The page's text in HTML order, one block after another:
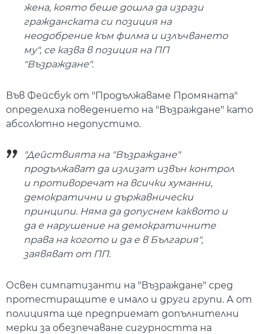
жена, която беше дошла да изрази
гражданската си позиция на
неодобрение към филма и излъчването
му", се казва в позиция на ПП
"Възраждане".
Във Фейсбук от "Продължаваме Промяната"
определиха поведението на "Възраждане" като
абсолютно недопустимо.
"Действията на "Възраждане"
продължават да излизат извън контрол
и противоречат на всички хуманни,
демократични и държавнически
принципи. Няма да допуснем каквото и
да е нарушение на демократичните
права на когото и да е в България",
заявяват от ПП.
Освен симпатизанти на "Възраждане" сред
протестиращите е имало и други групи. А от
полицията ще предприемат допълнителни
мерки за обезпечаване сигурността на